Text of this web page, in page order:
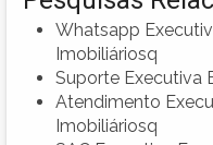
Whatsapp
Imobiliáriosq
Suporte Executiva
Atendimento
Imobiliáriosq